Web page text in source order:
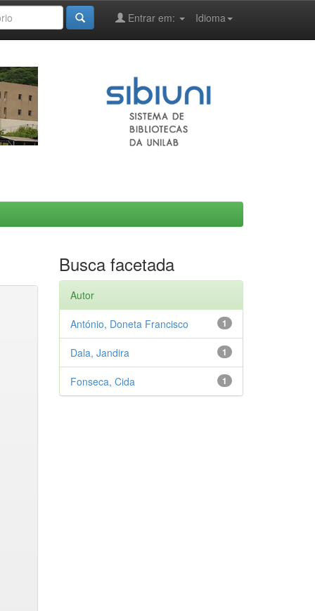
Idioma
Entrar em:
Busca facetada
Autor
1
António, Doneta Francisco
1
Dala, Jandira
1
Fonseca, Cida